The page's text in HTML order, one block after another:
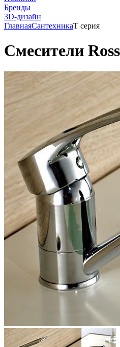
Бренды
3D-дизайн
ГлавнаяСантехникаT серия
Смесители